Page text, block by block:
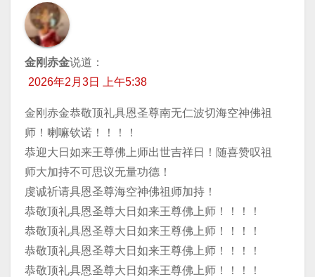
金刚赤金说道：
2026年2月3日 上午5:38
金刚赤金恭敬顶礼具恩圣尊南无仁波切海空神佛祖
师！喇嘛钦诺！！！！
恭迎大日如来王尊佛上师出世吉祥日！随喜赞叹祖
师大加持不可思议无量功德！
虔诚祈请具恩圣尊海空神佛祖师加持！
恭敬顶礼具恩圣尊大日如来王尊佛上师！！！！
恭敬顶礼具恩圣尊大日如来王尊佛上师！！！！
恭敬顶礼具恩圣尊大日如来王尊佛上师！！！！
恭敬顶礼具恩圣尊大日如来王尊佛上师！！！！